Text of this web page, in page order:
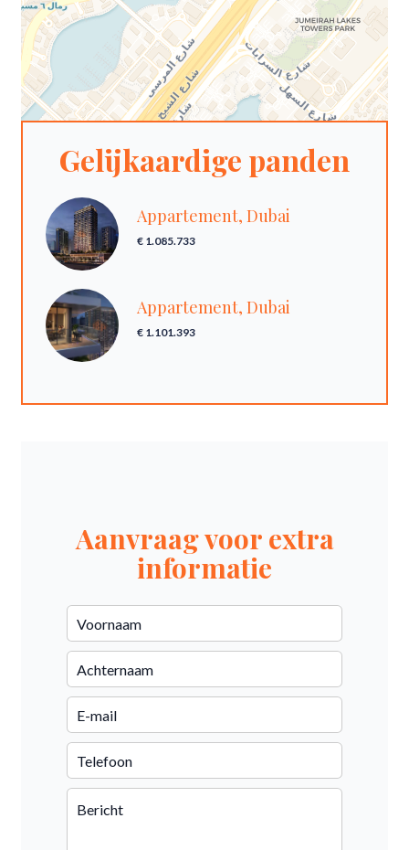
Gelijkaardige panden
Appartement, Dubai
€ 1.085.733
Appartement, Dubai
€ 1.101.393
Aanvraag voor extra
informatie